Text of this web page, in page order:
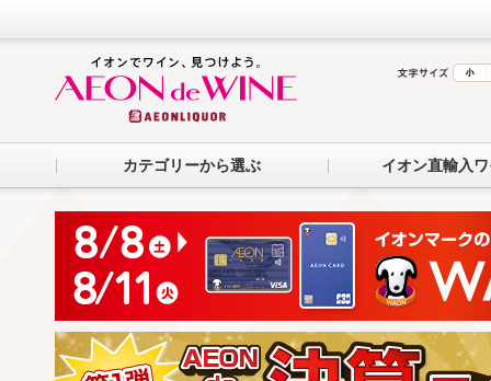
カテゴリーから選ぶ イオン直輸入